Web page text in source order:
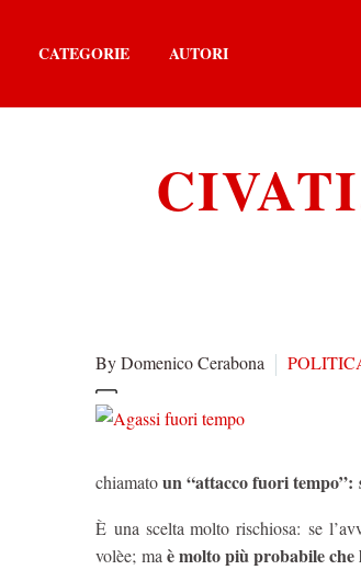
CATEGORIE AUTORI
By Domenico Cerabona
chiamatoun “attacco fuori tempo”:
È una scelta molto rischiosa: se
volèe; maè molto più probabile che